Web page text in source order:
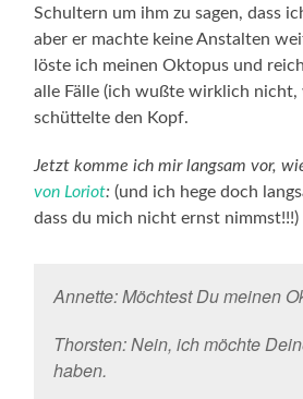
Schultern um ihm zu sagen, dass
aber er machte keine Anstalten
löste ich meinen Oktopus und
alle Fälle (ich wußte wirklich nicht,
schüttelte den Kopf.
Jetzt komme ich mir langsam vor,
von Loriot:(und ich hege doch
dass du mich nicht ernst nimmst!!!)
Annette: Möchtest Du meinen
Thorsten: Nein, ich möchte
haben.